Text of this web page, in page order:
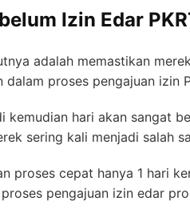
Izin Edar
adalah memastikan
proses pengajuan izin
hari akan sangat
sering kali menjadi salah
proses cepat hanya 1 hari
pengajuan izin edar